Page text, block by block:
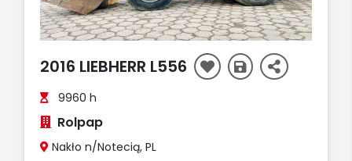
2016 LIEBHERR L556
9960 h
Rolpap
Nakło n/Notecią, PL